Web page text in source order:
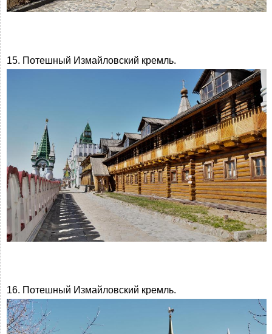
15. Потешный Измайловский кремль.
16. Потешный Измайловский кремль.